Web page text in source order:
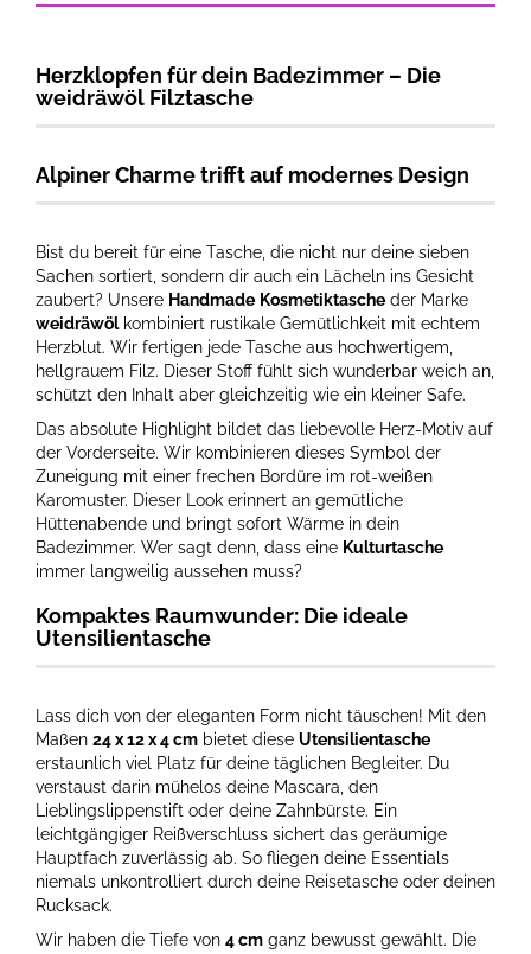
Herzklopfen für dein Badezimmer – Die
weidräwöl Filztasche
Alpiner Charme trifft auf modernes Design
Bist du bereit für eine Tasche, die nicht nur deine sieben
Sachen sortiert, sondern dir auch ein Lächeln ins Gesicht
zaubert? Unsere Handmade Kosmetiktasche der Marke
weidräwölkombiniert rustikale Gemütlichkeit mit echtem
Herzblut. Wir fertigen jede Tasche aus hochwertigem,
hellgrauem Filz. Dieser Stoff fühlt sich wunderbar weich an,
schützt den Inhalt aber gleichzeitig wie ein kleiner Safe.
Das absolute Highlight bildet das liebevolle Herz-Motiv auf
der Vorderseite. Wir kombinieren dieses Symbol der
Zuneigung mit einer frechen Bordüre im rot-weißen
Karomuster. Dieser Look erinnert an gemütliche
Hüttenabende und bringt sofort Wärme in dein
Badezimmer. Wer sagt denn, dass eine Kulturtasche
immer langweilig aussehen muss?
Kompaktes Raumwunder: Die ideale
Utensilientasche
Lass dich von der eleganten Form nicht täuschen! Mit den
Maßen 24 x 12 x 4 cm bietet diese Utensilientasche
erstaunlich viel Platz für deine täglichen Begleiter. Du
verstaust darin mühelos deine Mascara, den
Lieblingslippenstift oder deine Zahnbürste. Ein
leichtgängiger Reißverschluss sichert das geräumige
Hauptfach zuverlässig ab. So fliegen deine Essentials
niemals unkontrolliert durch deine Reisetasche oder deinen
Rucksack.
Wir haben die Tiefe von 4 cm ganz bewusst gewählt. Die